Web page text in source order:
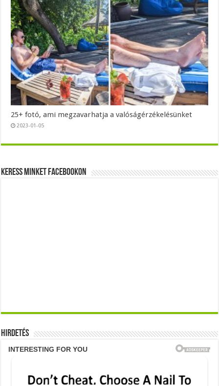
25+ fotó, ami megzavarhatja a valóságérzékelésünket
2023-01-05
Keress minket Facebookon
Hirdetés